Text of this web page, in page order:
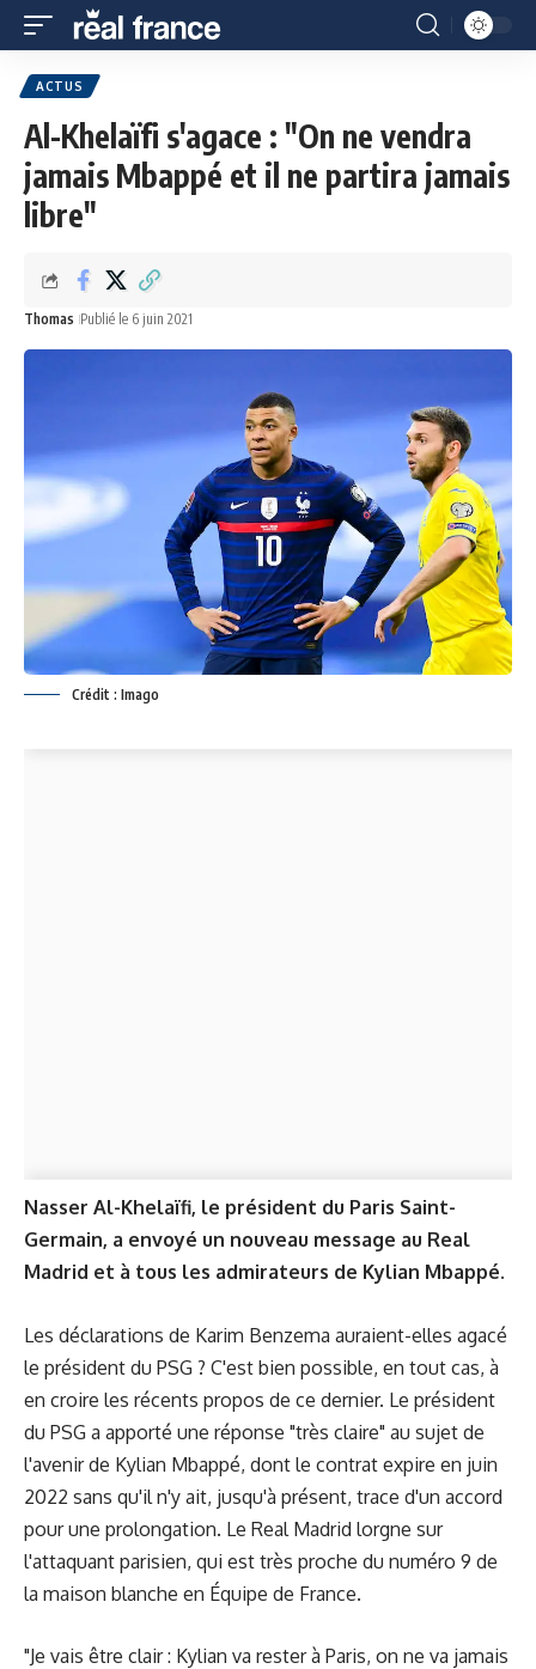
ACTUS
Al-Khelaïfi s'agace : "On ne vendra
jamais Mbappé et il ne partira jamais
libre"
Thomas Publié le 6 juin 2021
Crédit : Imago
Nasser Al-Khelaïfi, le président du Paris Saint-
Germain, a envoyé un nouveau message au Real
Madrid et à tous les admirateurs de Kylian Mbappé.
Les déclarations de Karim Benzema auraient-elles agacé
le président du PSG ? C'est bien possible, en tout cas, à
en croire les récents propos de ce dernier. Le président
du PSG a apporté une réponse "très claire" au sujet de
l'avenir de Kylian Mbappé, dont le contrat expire en juin
2022 sans qu'il n'y ait, jusqu'à présent, trace d'un accord
pour une prolongation. Le Real Madrid lorgne sur
l'attaquant parisien, qui est très proche du numéro 9 de
la maison blanche en Équipe de France.
"Je vais être clair : Kylian va rester à Paris, on ne va jamais